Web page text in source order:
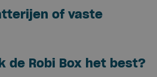
of vaste
de Robi Box het best?